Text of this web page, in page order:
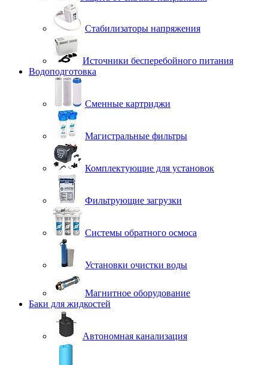
Стабилизаторы напряжения
Источники бесперебойного питания
Водоподготовка
Сменные картриджи
Магистральные фильтры
Комплектующие для установок
Фильтрующие загрузки
Системы обратного осмоса
Установки очистки воды
Магнитное оборудование
Баки для жидкостей
Автономная канализация